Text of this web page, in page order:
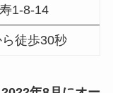
1-8-14
徒歩30秒